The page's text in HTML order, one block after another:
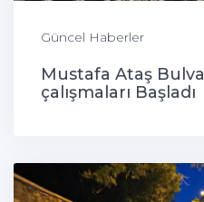
Güncel Haberler
Mustafa Ataş
çalışmaları Başladı